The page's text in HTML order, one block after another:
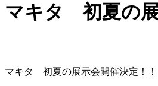
マキタ 初夏の
マキタ 初夏の展示会開催決定！！